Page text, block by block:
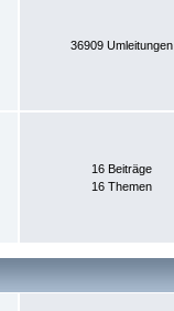
36909 Umleitungen
16 Beiträge
16 Themen